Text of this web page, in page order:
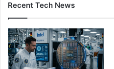
Recent Tech News